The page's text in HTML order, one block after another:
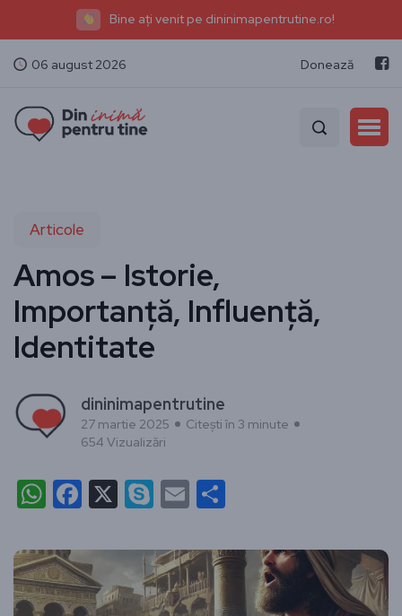
Bine ați venit pe dininimapentrutine.ro!
06 august 2026 Donează
Articole
Amos – Istorie,
Importanță, Influență,
Identitate
dininimapentrutine
27 martie 2025
Citești în 3 minute
654 Vizualizări
WhatsApp
Facebook
X Skype
Email